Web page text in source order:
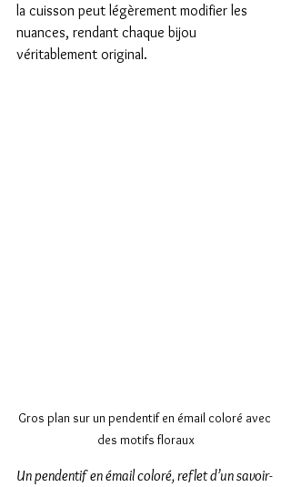
la cuisson peut légèrement modifier les
nuances, rendant chaque bijou
véritablement original.
Gros plan sur un pendentif en émail coloré avec
des motifs floraux
Un pendentif en émail coloré, reflet d’un savoir-